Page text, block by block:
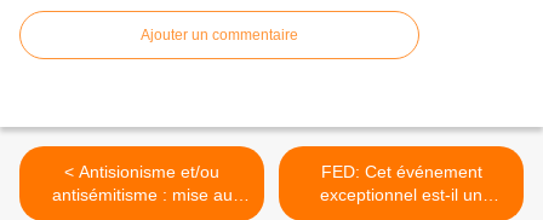
Ajouter un commentaire
< Antisionisme et/ou
antisémitisme : mise au
FED: Cet événement
exceptionnel est-il un